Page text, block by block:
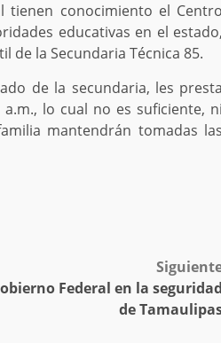
tienen conocimiento el
educativas en el
la Secundaria Técnica 85.
de la secundaria, les
lo cual no es suficiente,
mantendrán tomadas
Federal en la
de